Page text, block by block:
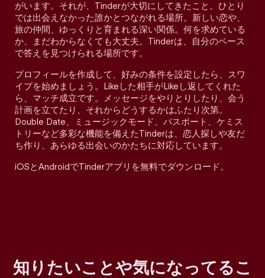
がいます。それが、Tinderが大切にしてきたこと。ひとり
では出会えなかった誰かとつながれる場所。新しい恋や、
旅の仲間、ゆっくりと育まれる深い関係。何を求めている
か、まだわからなくても大丈夫。Tinderは、自分のペース
で答えを見つけられる場所です。
プロフィールを作成して、好みの条件を設定したら、スワ
イプを始めましょう。Likeした相手がLikeし返してくれた
ら、マッチ成立です。メッセージをやりとりしたり、会う
計画を立てたり、それからどうするかはふたり次第。
Double Date、ミュージックモード、パスポート、ケミス
トリーなど多彩な機能を備えたTinderは、恋人探しや友だ
ち作り、あらゆる出会いのかたちに対応しています。
iOSとAndroidでTinderアプリを無料でダウンロード。
知りたいことや気になってるこ